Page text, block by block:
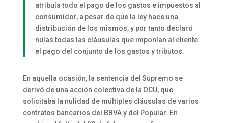
atribuía todo el pago de los gastos e impuestos al
consumidor, a pesar de que la ley hace una
distribución de los mismos, y por tanto declaró
nulas todas las cláusulas que imponían al cliente
el pago del conjunto de los gastos y tributos.
En aquella ocasión, la sentencia del Supremo se
derivó de una acción colectiva de la OCU, que
solicitaba la nulidad de múltiples cláusulas de varios
contratos bancarios del BBVA y del Popular. En